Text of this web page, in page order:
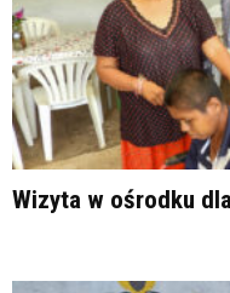
Wizyta w ośrodku